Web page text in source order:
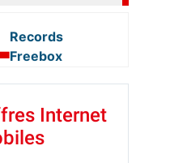
Records
Freebox
Internet